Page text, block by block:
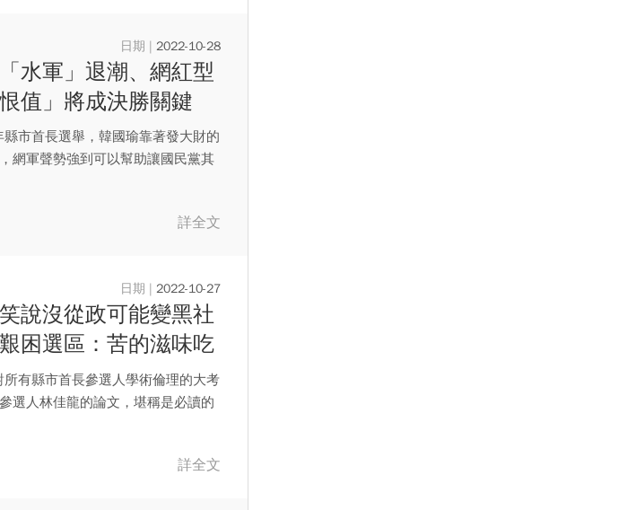
2022-10-28
水軍」退潮、網紅型
值」將成決勝關鍵
市首長選舉，韓國瑜靠著發大財的
網軍聲勢強到可以幫助讓國民黨其
詳全文
2022-10-27
說沒從政可能變黑社
困選區：苦的滋味吃
有縣市首長參選人學術倫理的大考
選人林佳龍的論文，堪稱是必讀的
詳全文